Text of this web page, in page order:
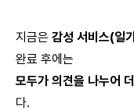
지금은 감성 서비스(일
완료 후에는
모두가 의견을 나누어
다.